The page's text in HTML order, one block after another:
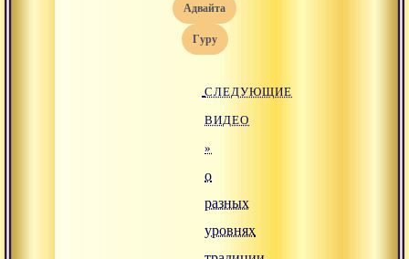
адвайта
гуру
СЛЕДУЮЩИЕ
ВИДЕО
»
о
разных
уровнях